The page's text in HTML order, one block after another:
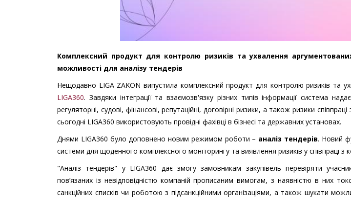
Комплексний продукт для контролю ризиків та ухвалення
можливості для аналізу тендерів
Нещодавно LIGA ZAKON випустила комплексний продукт для контролю ризиків та
LIGA360. Завдяки інтеграції та взаємозв'язку різних типів інформації система
регуляторні, судові, фінансові, репутаційні, договірні ризики, а також ризики
сьогодні LIGA360 використовують провідні фахівці в бізнесі та державних установах.
Днями LIGA360 було доповнено новим режимом роботи – аналіз тендерів. Новий
системи для щоденного комплексного моніторингу та виявлення ризиків у співпраці з
"Аналіз тендерів" у LIGA360 дає змогу замовникам закупівель перевіряти
пов’язаних із невідповідністю компаній прописаним вимогам, з наявністю в них
санкційних списків чи роботою з підсанкційними організаціями, а також шукати